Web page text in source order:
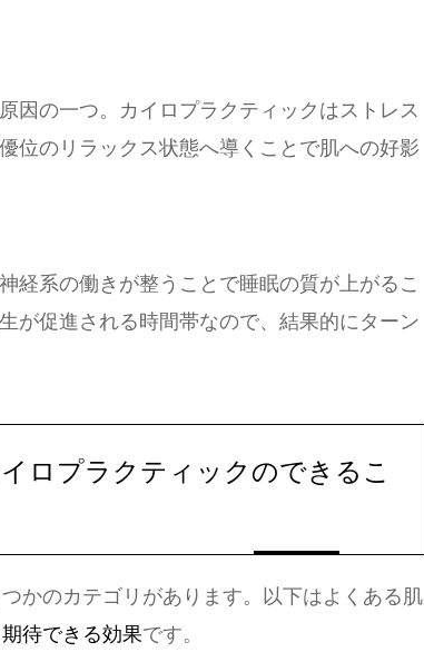
因の一つ。カイロプラクティックはストレス
位のリラックス状態へ導くことで肌への好影
経系の働きが整うことで睡眠の質が上がるこ
が促進される時間帯なので、結果的にターン
ロプラクティックのできるこ
かのカテゴリがあります。以下はよくある肌
待できる効果です。